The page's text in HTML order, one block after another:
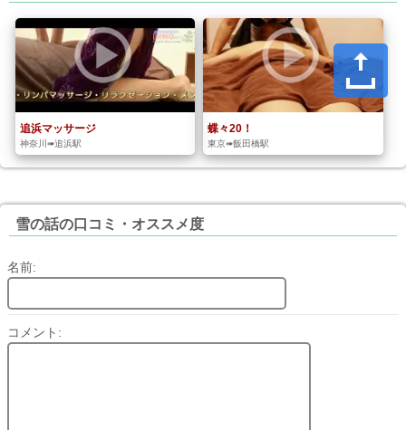
追浜マッサージ
神奈川➠追浜駅
蝶々20！
東京➠飯田橋駅
雪の話の口コミ・オススメ度
名前:
コメント: